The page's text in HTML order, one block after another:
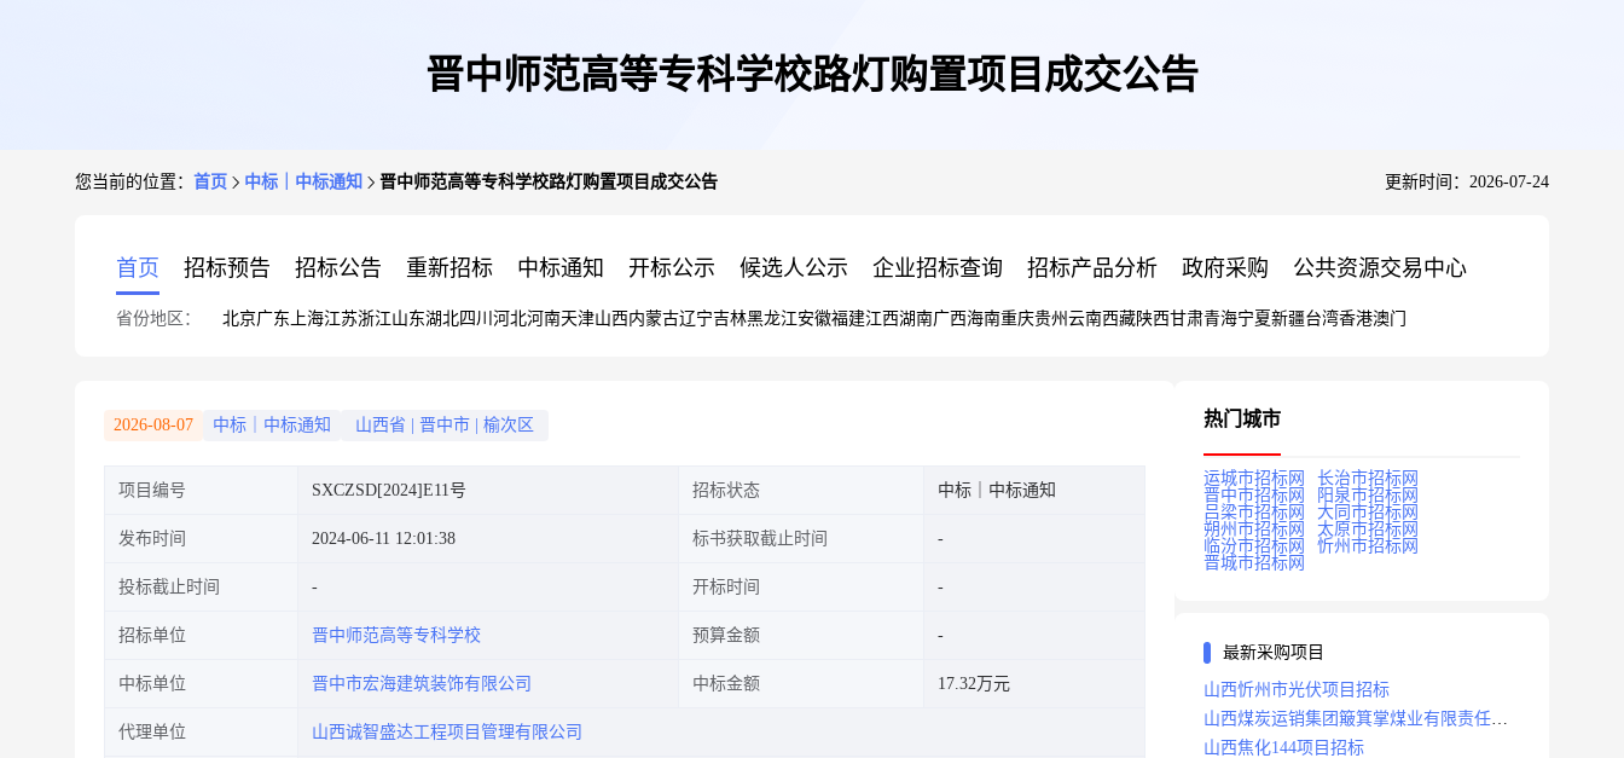
晋中师范高等专科学校路灯购置项目成交公告
您当前的位置： 首页 中标｜中标通知 晋中师范高等专科学校路灯购置项目成交公告 更新时间：2026-07-24
首页 招标预告 招标公告 重新招标 中标通知 开标公示 候选人公示 企业招标查询 招标产品分析 政府采购 公共资源交易中心
省份地区： 北京广东 上海江苏浙江山东湖北四川 河北河南天津山西内蒙古辽宁吉林黑龙江安徽福建江西湖南广西海南重庆贵州 云南西藏陕西甘肃青海宁夏新疆台湾香港澳门
2026-08-07 中标｜中标通知 山西省 晋中市 榆次区
项目编号 SXCZSD[2024]E11号 招标状态 中标｜中标通知
发布时间 2024-06-11 12:01:38 标书获取截止时间
投标截止时间 开标时间
招标单位 晋中师范高等专科学校 预算金额
中标单位 晋中市宏海建筑装饰有限公司 中标金额 17.32万元
代理单位 山西诚智盛达工程项目管理有限公司
热门城市
运城市招标网
长治市招标网
晋中市招标网
阳泉市招标网
吕梁市招标网
大同市招标网
朔州市招标网
太原市招标网
临汾市招标网
忻州市招标网
晋城市招标网
最新采购项目
山西忻州市光伏项目招标
山西煤炭运销集团簸箕掌煤业有限责任公
司井田地面三维地震勘探项目招标
山西焦化144项目招标